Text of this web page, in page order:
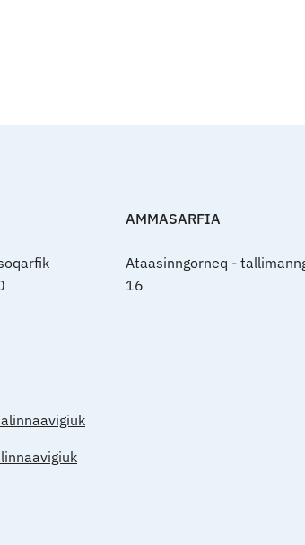
AMMASARFIA
Ataasinngorneq -
16